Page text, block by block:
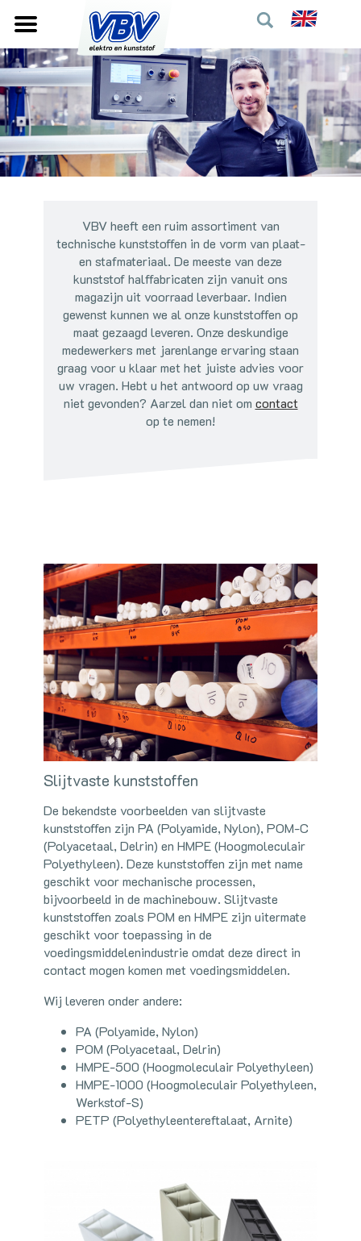
VBV heeft een ruim assortiment van
technische kunststoffen in de vorm van plaat-
en stafmateriaal. De meeste van deze
kunststof halffabricaten zijn vanuit ons
magazijn uit voorraad leverbaar. Indien
gewenst kunnen we al onze kunststoffen op
maat gezaagd leveren. Onze deskundige
medewerkers met jarenlange ervaring staan
graag voor u klaar met het juiste advies voor
uw vragen. Hebt u het antwoord op uw vraag
niet gevonden? Aarzel dan niet om contact
op te nemen!
Slijtvaste kunststoffen
De bekendste voorbeelden van slijtvaste
kunststoffen zijn PA (Polyamide, Nylon), POM-C
(Polyacetaal, Delrin) en HMPE (Hoogmoleculair
Polyethyleen). Deze kunststoffen zijn met name
geschikt voor mechanische processen,
bijvoorbeeld in de machinebouw. Slijtvaste
kunststoffen zoals POM en HMPE zijn uitermate
geschikt voor toepassing in de
voedingsmiddelenindustrie omdat deze direct in
contact mogen komen met voedingsmiddelen.
Wij leveren onder andere:
PA (Polyamide, Nylon)
POM (Polyacetaal, Delrin)
HMPE-500 (Hoogmoleculair Polyethyleen)
HMPE-1000 (Hoogmoleculair Polyethyleen,
Werkstof-S)
PETP (Polyethyleentereftalaat, Arnite)